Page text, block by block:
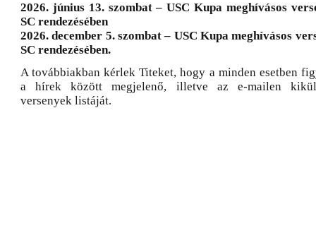
2026. június 13. szombat – USC Kupa meghívásos
SC rendezésében
2026. december 5. szombat – USC Kupa meghívásos
SC rendezésében.
A továbbiakban kérlek Titeket, hogy a minden esetben
a hírek között megjelenő, illetve az e-mailen
versenyek listáját.